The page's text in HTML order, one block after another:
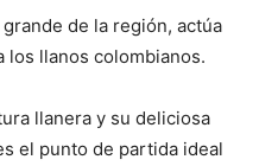
de la región, actúa
los llanos colombianos.
llanera y su deliciosa
el punto de partida ideal